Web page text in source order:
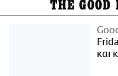
THE GOOD
και